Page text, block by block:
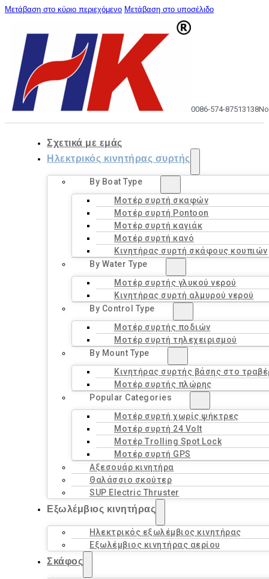
Μετάβαση στο κύριο περιεχόμενο Μετάβαση στο υποσέλιδο
0086-574-87513138
Σχετικά με εμάς
Ηλεκτρικός κινητήρας συρτής
By Boat Type
Μοτέρ συρτή σκαφών
Μοτέρ συρτή Pontoon
Μοτέρ συρτή καγιάκ
Μοτέρ συρτή κανό
Κινητήρας συρτή σκάφους κουπιών
By Water Type
Μοτέρ συρτής γλυκού νερού
Κινητήρας συρτή αλμυρού νερού
By Control Type
Μοτέρ συρτής ποδιών
Μοτέρ συρτή τηλεχειρισμού
By Mount Type
Κινητήρας συρτής βάσης στο
Μοτέρ συρτής πλώρης
Popular Categories
Μοτέρ συρτή χωρίς ψήκτρες
Μοτέρ συρτή 24 Volt
Μοτέρ Trolling Spot Lock
Μοτέρ συρτή GPS
Αξεσουάρ κινητήρα
Θαλάσσιο σκούτερ
SUP Electric Thruster
Εξωλέμβιος κινητήρας
Ηλεκτρικός εξωλέμβιος κινητήρας
Εξωλέμβιος κινητήρας αερίου
Σκάφος